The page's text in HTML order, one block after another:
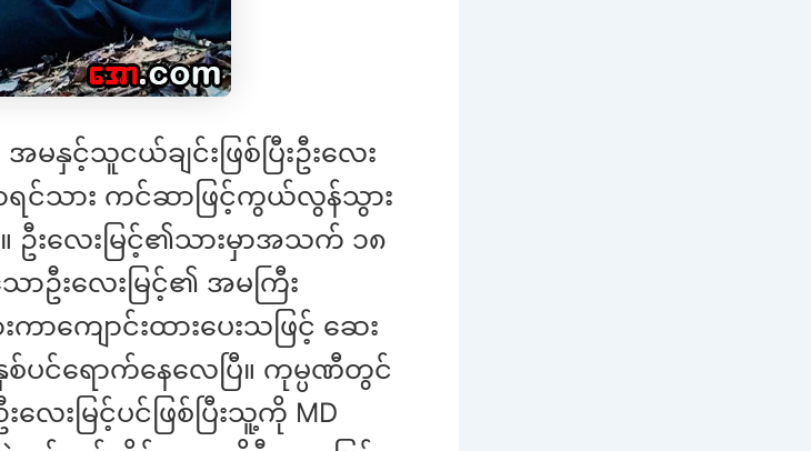
မနှင့်သူငယ်ချင်းဖြစ်ပြီးဦးလေး
ရင်သား ကင်ဆာဖြင့်ကွယ်လွန်သွား
ဦးလေးမြင့်၏သားမှာအသက် ၁၈
ောဦးလေးမြင့်၏ အမကြီး
ာကျောင်းထားပေးသဖြင့် ဆေး
င်ရောက်နေလေပြီ။ ကုမ္ပဏီတွင်
ေးမြင့်ပင်ဖြစ်ပြီးသူ့ကို MD